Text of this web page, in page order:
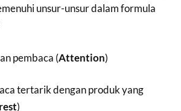
unsur-unsur dalam formula
pembaca (Attention)
tertarik dengan produk yang
)